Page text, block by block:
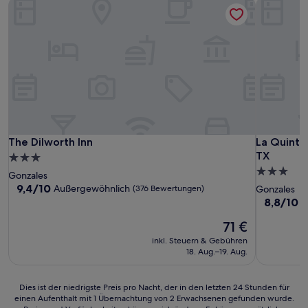
The Dilworth Inn
The Dilworth Inn
3.0-
Sterne-
Unterkunft
Gonzales
9.4
9,4/10 Außergewöhnlich (376 Bewertungen)
Der
Preis
beträgt
71 €
inkl. Steuern & Gebühren
18. Aug.–19. Aug.
La
TX
La Quinta
3.0-
Sterne-
Gonzales
8.8
8,8/10
Dies
ist
Dies ist der niedrigste Preis pro Nacht, der in den letzten 24 Stunden für
einen Aufenthalt mit 1 Übernachtung von 2 Erwachsenen gefunden wurde.